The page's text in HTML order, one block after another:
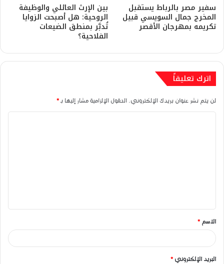
​سفير مصر بالرباط يستقبل
المخرج جمال السويسي قبيل
تكريمه بمهرجان الأقصر
بين الإرث العائلي والوظيفة
الروحية: هل أصبحت الزوايا
تُدبَّر بمنطق الضيعات
الفلاحية؟
اترك تعليقاً
لن يتم نشر عنوان بريدك الإلكتروني. الحقول الإلزامية مشار إليها بـ*
ق
*
الاسم *
البريد الإلكتروني *